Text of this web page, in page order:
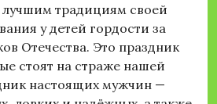
лучшим традициям своей
у детей гордости за
Отечества. Это праздник
стоят на страже нашей
настоящих мужчин —